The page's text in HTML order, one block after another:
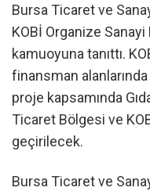
Bursa Ticaret ve
KOBİ Organize
kamuoyuna tanıttı.
finansman alanlarında
proje kapsamında
Ticaret Bölgesi ve
geçirilecek.
Bursa Ticaret ve